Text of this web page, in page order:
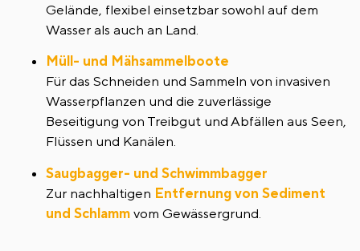
Gelände, flexibel einsetzbar sowohl auf dem
Wasser als auch an Land.
Müll- und Mähsammelboote
Für das Schneiden und Sammeln von invasiven
Wasserpflanzen und die zuverlässige
Beseitigung von Treibgut und Abfällen aus Seen,
Flüssen und Kanälen.
Saugbagger- und Schwimmbagger
Zur nachhaltigen Entfernung von Sediment
und Schlamm vom Gewässergrund.